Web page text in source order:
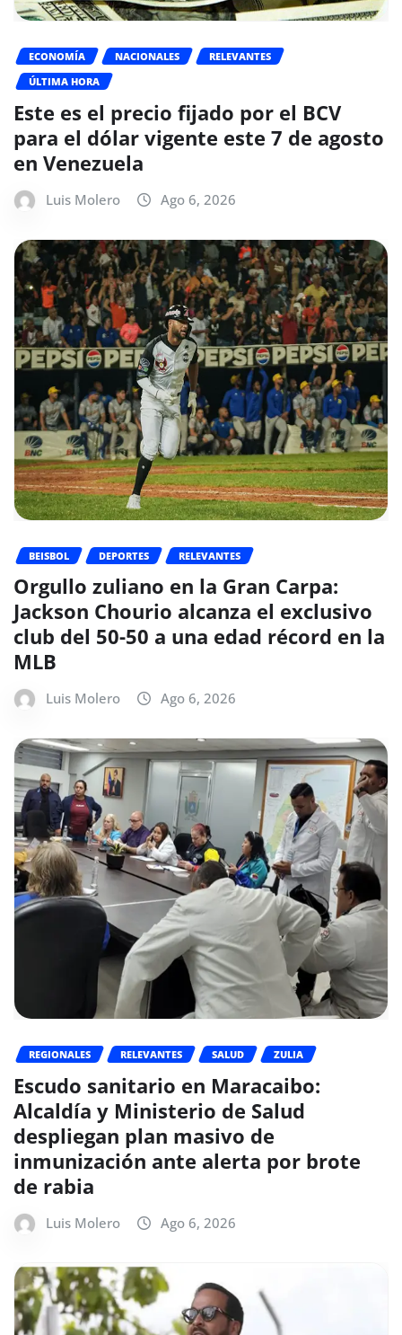
ECONOMÍA NACIONALES
RELEVANTES
ÚLTIMA HORA
Este es el precio fijado por el BCV
para el dólar vigente este 7 de agosto
en Venezuela
Luis Molero Ago 6, 2026
BEISBOL DEPORTES RELEVANTES
Orgullo zuliano en la Gran Carpa:
Jackson Chourio alcanza el exclusivo
club del 50-50 a una edad récord en la
MLB
Luis Molero Ago 6, 2026
REGIONALES RELEVANTES SALUD ZULIA
Escudo sanitario en Maracaibo:
Alcaldía y Ministerio de Salud
despliegan plan masivo de
inmunización ante alerta por brote
de rabia
Luis Molero Ago 6, 2026